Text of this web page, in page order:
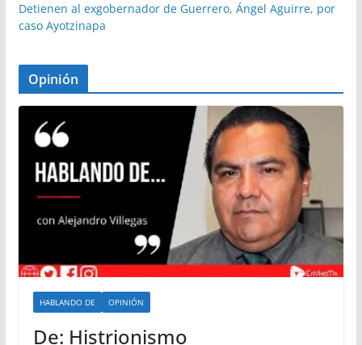
Detienen al exgobernador de Guerrero, Ángel Aguirre, por
caso Ayotzinapa
Opinión
HABLANDO DE OPINIÓN
De: Histrionismo